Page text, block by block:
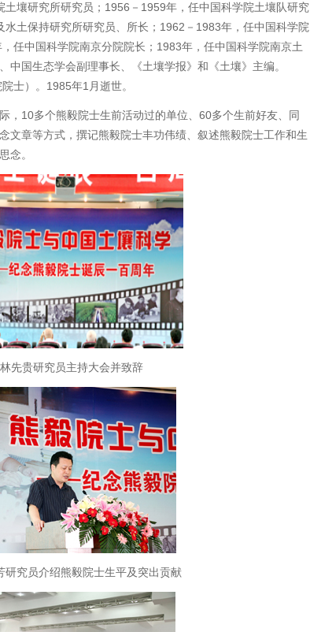
壤研究所研究员；1956－1959年，任中国科学院土壤队研究
土保持研究所研究员、所长；1962－1983年，任中国科学院
任中国科学院南京分院院长；1983年，任中国科学院南京土
国生态学会副理事长、《土壤学报》和《土壤》主编。
士）。1985年1月逝世。
，10多个熊毅院士生前活动过的单位、60多个生前好友、同
文章等方式，撰记熊毅院士丰功伟绩、叙述熊毅院士工作和生
念。
先贵研究员主持大会并致辞
研究员介绍熊毅院士生平及突出贡献